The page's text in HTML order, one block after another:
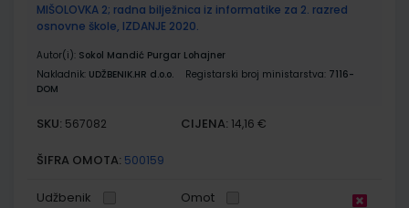
MIŠOLOVKA 2; radna bilježnica iz informatike za 2. razred
osnovne škole, IZDANJE 2020.
Autor(i): Sokol Mandić Purgar Lohajner
Nakladnik: UDŽBENIK.HR d.o.o. Registarski broj ministarstva: 7116-
DOM
SKU: 567082 CIJENA: 14,16 €
ŠIFRA OMOTA: 500159
Udžbenik Omot